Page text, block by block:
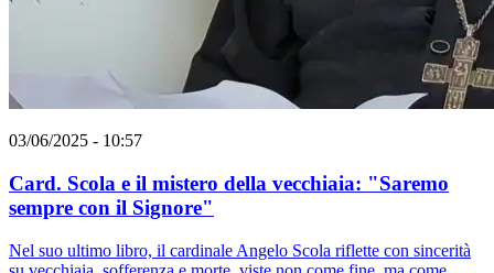
03/06/2025 - 10:57
Card. Scola e il mistero della vecchiaia: "Saremo
sempre con il Signore"
Nel suo ultimo libro, il cardinale Angelo Scola riflette con sincerità